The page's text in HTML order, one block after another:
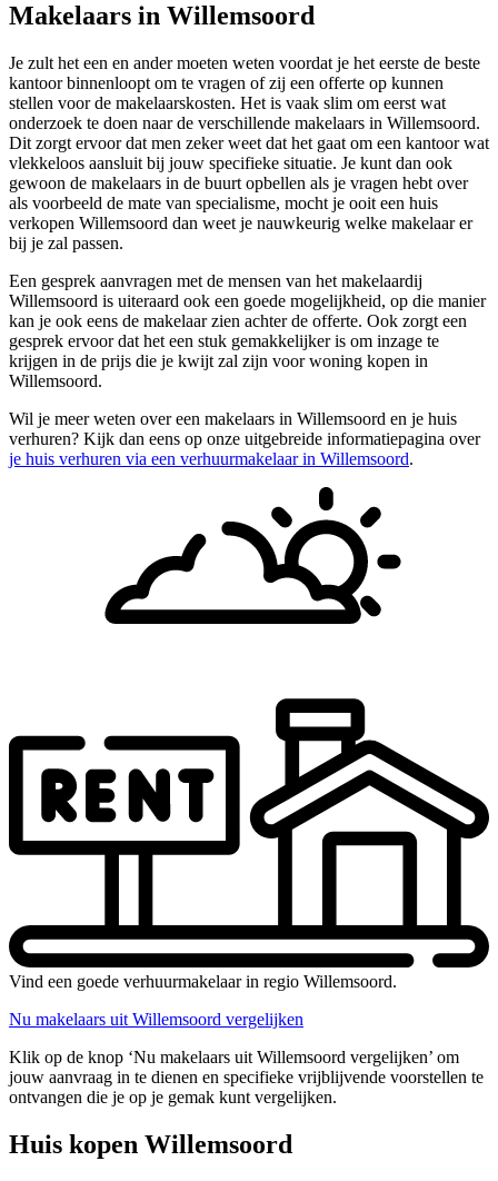
Makelaars in Willemsoord
Je zult het een en ander moeten weten voordat je het eerste de beste
kantoor binnenloopt om te vragen of zij een offerte op kunnen
stellen voor de makelaarskosten. Het is vaak slim om eerst wat
onderzoek te doen naar de verschillende makelaars in Willemsoord.
Dit zorgt ervoor dat men zeker weet dat het gaat om een kantoor wat
vlekkeloos aansluit bij jouw specifieke situatie. Je kunt dan ook
gewoon de makelaars in de buurt opbellen als je vragen hebt over
als voorbeeld de mate van specialisme, mocht je ooit een huis
verkopen Willemsoord dan weet je nauwkeurig welke makelaar er
bij je zal passen.
Een gesprek aanvragen met de mensen van het makelaardij
Willemsoord is uiteraard ook een goede mogelijkheid, op die manier
kan je ook eens de makelaar zien achter de offerte. Ook zorgt een
gesprek ervoor dat het een stuk gemakkelijker is om inzage te
krijgen in de prijs die je kwijt zal zijn voor woning kopen in
Willemsoord.
Wil je meer weten over een makelaars in Willemsoord en je huis
verhuren? Kijk dan eens op onze uitgebreide informatiepagina over
je huis verhuren via een verhuurmakelaar in Willemsoord.
Vind een goede verhuurmakelaar in regio Willemsoord.
Nu makelaars uit Willemsoord vergelijken
Klik op de knop ‘Nu makelaars uit Willemsoord vergelijken’ om
jouw aanvraag in te dienen en specifieke vrijblijvende voorstellen te
ontvangen die je op je gemak kunt vergelijken.
Huis kopen Willemsoord